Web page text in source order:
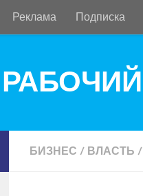
Реклама Подписка
РАБОЧИЙ
БИЗНЕС / ВЛАСТЬ /